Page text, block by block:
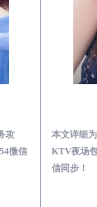
攻
微信
本文详细
KTV夜场
信同步！